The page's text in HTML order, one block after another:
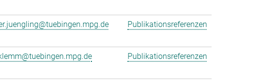
Publikationsreferenzen
Publikationsreferenzen